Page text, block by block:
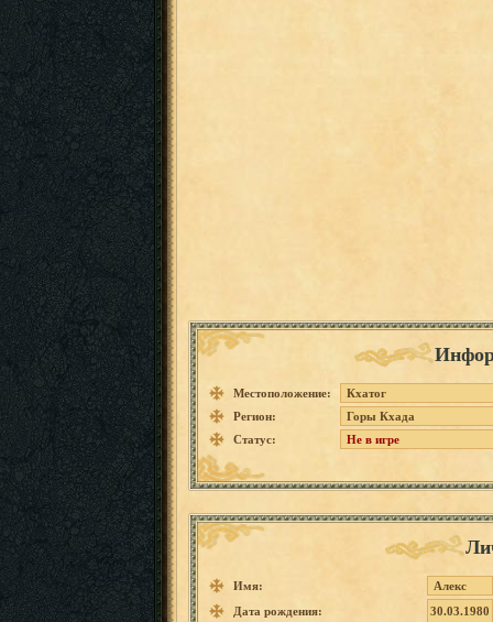
Местоположение:
Кхатог
Регион:
Горы Кхада
Статус:
Не в игре
Имя:
Алекс
Дата рождения:
30.03.1980